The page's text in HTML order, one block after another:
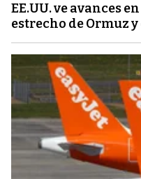
EE.UU. ve avances
estrecho de Ormuz